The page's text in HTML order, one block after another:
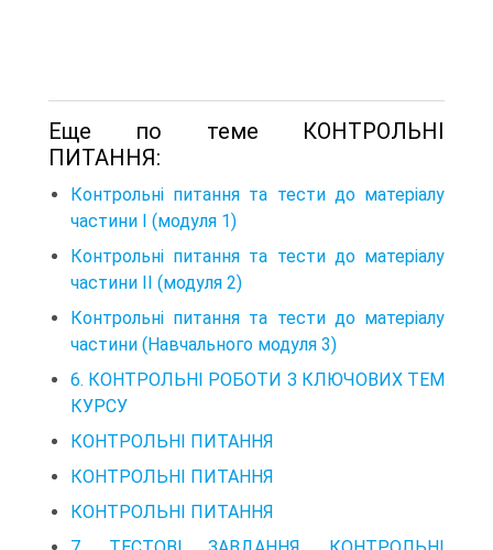
Еще по теме КОНТРОЛЬНІ
ПИТАННЯ:
Контрольні питання та тести до матеріалу
частини І (модуля 1)
Контрольні питання та тести до матеріалу
частини ІІ (модуля 2)
Контрольні питання та тести до матеріалу
частини (Навчального модуля 3)
6. КОНТРОЛЬНІ РОБОТИ З КЛЮЧОВИХ ТЕМ
КУРСУ
КОНТРОЛЬНІ ПИТАННЯ
КОНТРОЛЬНІ ПИТАННЯ
КОНТРОЛЬНІ ПИТАННЯ